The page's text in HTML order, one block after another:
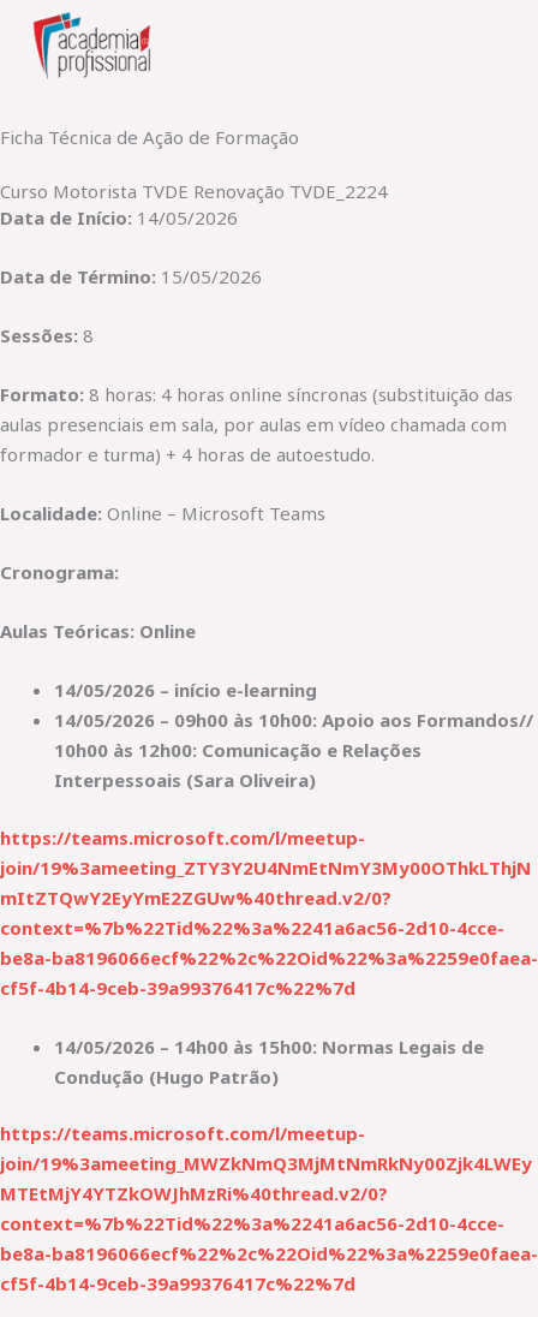
content
Ficha Técnica de Ação de Formação
Curso Motorista TVDE Renovação TVDE_2224
Data de Início: 14/05/2026
Data de Término: 15/05/2026
Sessões: 8
Formato: 8 horas: 4 horas online síncronas (substituição das
aulas presenciais em sala, por aulas em vídeo chamada com
formador e turma) + 4 horas de autoestudo.
Localidade: Online – Microsoft Teams
Cronograma:
Aulas Teóricas: Online
14/05/2026 – início e-learning
14/05/2026 – 09h00 às 10h00: Apoio aos Formandos//
10h00 às 12h00: Comunicação e Relações
Interpessoais (Sara Oliveira)
https://teams.microsoft.com/l/meetup-
join/19%3ameeting_ZTY3Y2U4NmEtNmY3My00OThkLThjN
mItZTQwY2EyYmE2ZGUw%40thread.v2/0?
context=%7b%22Tid%22%3a%2241a6ac56-2d10-4cce-
be8a-ba8196066ecf%22%2c%22Oid%22%3a%2259e0faea-
cf5f-4b14-9ceb-39a99376417c%22%7d
14/05/2026 – 14h00 às 15h00: Normas Legais de
Condução (Hugo Patrão)
https://teams.microsoft.com/l/meetup-
join/19%3ameeting_MWZkNmQ3MjMtNmRkNy00Zjk4LWEy
MTEtMjY4YTZkOWJhMzRi%40thread.v2/0?
context=%7b%22Tid%22%3a%2241a6ac56-2d10-4cce-
be8a-ba8196066ecf%22%2c%22Oid%22%3a%2259e0faea-
cf5f-4b14-9ceb-39a99376417c%22%7d